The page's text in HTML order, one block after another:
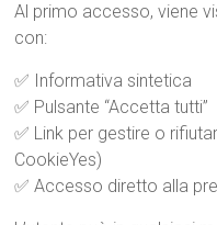
Al primo accesso, viene
con:
✅ Informativa sintetica
✅ Pulsante “Accetta tutti”
✅ Link per gestire o
CookieYes)
✅ Accesso diretto alla